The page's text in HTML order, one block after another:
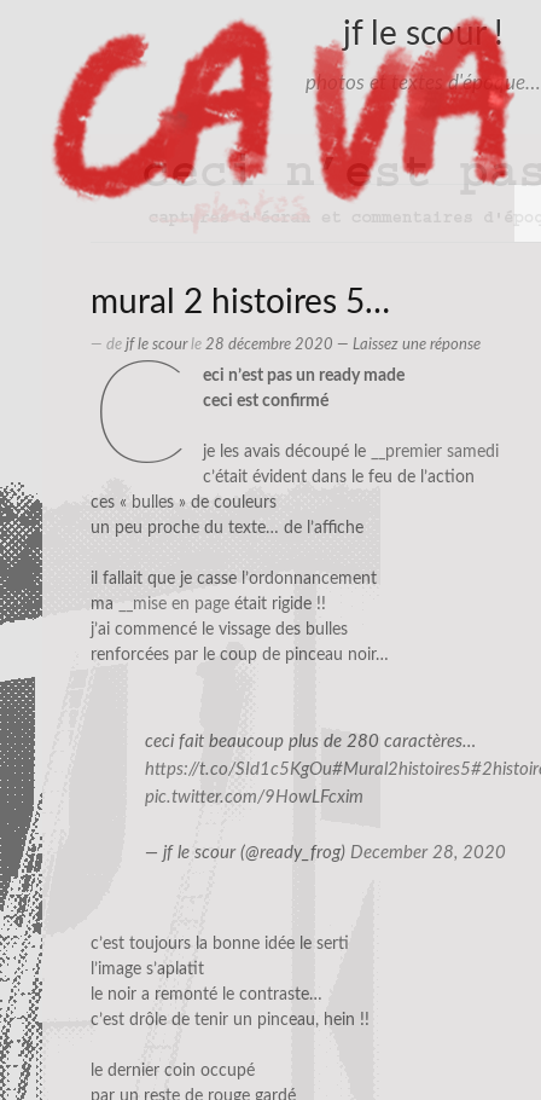
jf le scour !
photos et textes d'époque…
mural 2 histoires 5…
— de jf le scourle 28 décembre 2020 — Laissez une réponse
c
eci n’est pas un ready made
ceci est confirmé
je les avais découpé le
__premier samedi
c’était évident dans le feu de l’action
ces « bulles » de couleurs
un peu proche du texte… de l’affiche
il fallait que je casse l’ordonnancement
ma
__mise en page était rigide !!
j’ai commencé le vissage des bulles
renforcées par le coup de pinceau noir…
ceci fait beaucoup plus de 280 caractères…
https://t.co/SId1c5KgOu#Mural2histoires5
pic.twitter.com/9HowLFcxim
— jf le scour (@ready_frog) December 28, 2020
c’est toujours la bonne idée le serti
l’image s’aplatit
le noir a remonté le contraste…
c’est drôle de tenir un pinceau, hein !!
le dernier coin occupé
par un reste de rouge gardé